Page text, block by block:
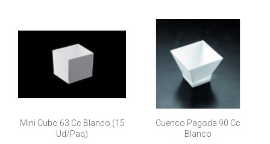
Mini Cubo 63 Cc Blanco (15
Ud/paq)
Cuenco Pagoda 90 Cc
Blanco